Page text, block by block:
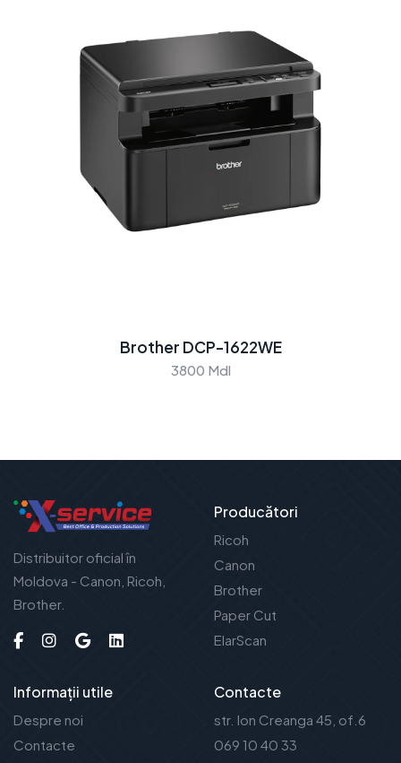
Brother DCP-1622WE
3800 Mdl
Distribuitor oficial în
Moldova - Canon, Ricoh,
Brother.
Producători
Ricoh
Canon
Brother
Paper Cut
ElarScan
Informații utile
Despre noi
Contacte
Contacte
str. Ion Creanga 45, of.6
069 10 40 33